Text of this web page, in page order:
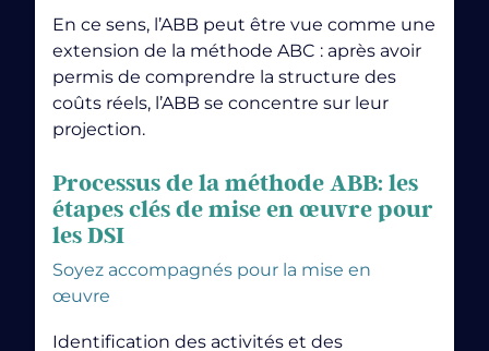
En ce sens, l’ABB peut être vue comme une
extension de la méthode ABC : après avoir
permis de comprendre la structure des
coûts réels, l’ABB se concentre sur leur
projection.
Processus de la méthode ABB: les
étapes clés de mise en œuvre pour
les DSI
Soyez accompagnés pour la mise en
œuvre
Identification des activités et des
projet auquel vous avez affaire.
Par où commencer?
Comprendre et différencier les types de projet pour
mieux les piloter
outil, il est essentiel dedistinguer les différentes
natures de projets. En effet, gérer des projets simples
n’implique pas les mêmes contraintes ni les mêmes
💡 Le saviez-vous ?
leurs objectifs finaux, contre seulement 33 %
pas de Deep Learning en data